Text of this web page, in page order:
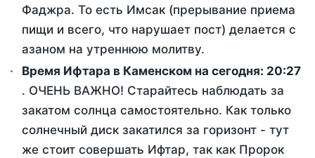
Фаджра. То есть Имсак (прерывание приема
пищи и всего, что нарушает пост) делается с
азаном на утреннюю молитву.
Время Ифтара в Каменском на сегодня: 20:27
. ОЧЕНЬ ВАЖНО! Старайтесь наблюдать за
закатом солнца самостоятельно. Как только
солнечный диск закатился за горизонт - тут
же стоит совершать Ифтар, так как Пророк